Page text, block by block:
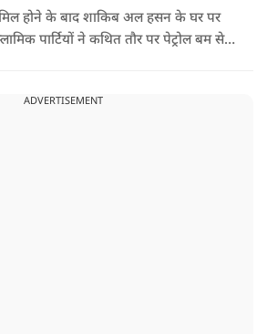
होने के बाद शाकिब अल हसन के घर पर
पार्टियों ने कथित तौर पर पेट्रोल बम से
ADVERTISEMENT